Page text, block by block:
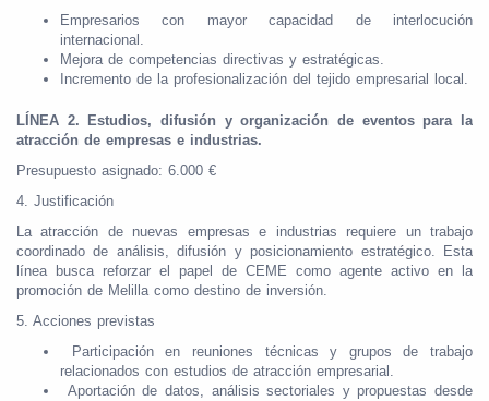
Empresarios con mayor capacidad de interlocución
internacional.
Mejora de competencias directivas y estratégicas.
Incremento de la profesionalización del tejido empresarial local.
LÍNEA 2. Estudios, difusión y organización de eventos para la
atracción de empresas e industrias.
Presupuesto asignado: 6.000 €
4. Justificación
La atracción de nuevas empresas e industrias requiere un trabajo
coordinado de análisis, difusión y posicionamiento estratégico. Esta
línea busca reforzar el papel de CEME como agente activo en la
promoción de Melilla como destino de inversión.
5. Acciones previstas
Participación en reuniones técnicas y grupos de trabajo
relacionados con estudios de atracción empresarial.
Aportación de datos, análisis sectoriales y propuestas desde